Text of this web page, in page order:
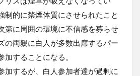
制的に禁煙体質にさせられたこと
第に周囲の環境に不信感を募らせ
の両親に白人が多数出席するパー
することになる。
加するが、白人参加者達が過剰に